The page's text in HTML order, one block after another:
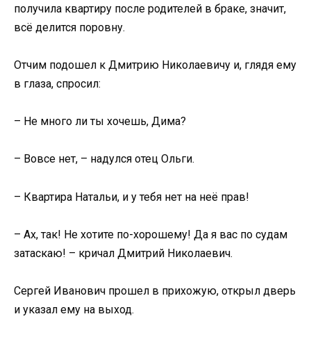
получила квартиру после родителей в браке, значит,
всё делится поровну.
Отчим подошел к Дмитрию Николаевичу и, глядя ему
в глаза, спросил:
– Не много ли ты хочешь, Дима?
– Вовсе нет, – надулся отец Ольги.
– Квартира Натальи, и у тебя нет на неё прав!
– Ах, так! Не хотите по-хорошему! Да я вас по судам
затаскаю! – кричал Дмитрий Николаевич.
Сергей Иванович прошел в прихожую, открыл дверь
и указал ему на выход.